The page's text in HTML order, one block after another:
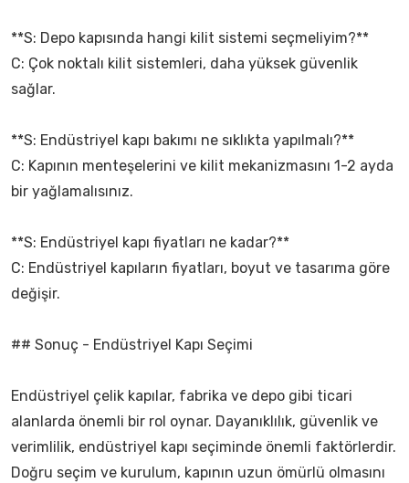
**S: Depo kapısında hangi kilit sistemi seçmeliyim?**
C: Çok noktalı kilit sistemleri, daha yüksek güvenlik
sağlar.
**S: Endüstriyel kapı bakımı ne sıklıkta yapılmalı?**
C: Kapının menteşelerini ve kilit mekanizmasını 1-2 ayda
bir yağlamalısınız.
**S: Endüstriyel kapı fiyatları ne kadar?**
C: Endüstriyel kapıların fiyatları, boyut ve tasarıma göre
değişir.
## Sonuç - Endüstriyel Kapı Seçimi
Endüstriyel çelik kapılar, fabrika ve depo gibi ticari
alanlarda önemli bir rol oynar. Dayanıklılık, güvenlik ve
verimlilik, endüstriyel kapı seçiminde önemli faktörlerdir.
Doğru seçim ve kurulum, kapının uzun ömürlü olmasını